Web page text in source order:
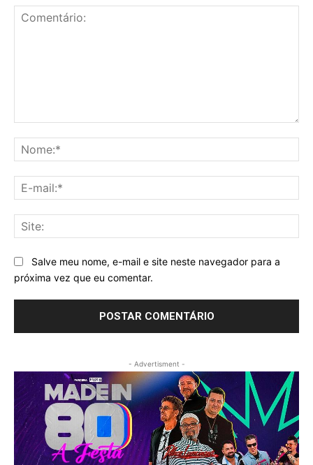
Salve meu nome, e-mail e site neste navegador para a
próxima vez que eu comentar.
- Advertisment -